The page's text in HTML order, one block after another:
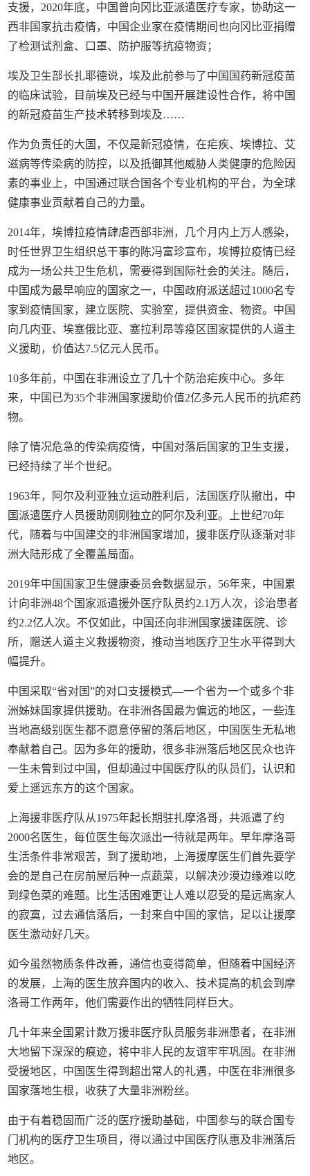
支援，2020年底，中国曾向冈比亚派遣医疗专家，协助这一
西非国家抗击疫情，中国企业家在疫情期间也向冈比亚捐赠
了检测试剂盒、口罩、防护服等抗疫物资；
埃及卫生部长扎耶德说，埃及此前参与了中国国药新冠疫苗
的临床试验，目前埃及已经与中国开展建设性合作，将中国
的新冠疫苗生产技术转移到埃及……
作为负责任的大国，不仅是新冠疫情，在疟疾、埃博拉、艾
滋病等传染病的防控，以及抵御其他威胁人类健康的危险因
素的事业上，中国通过联合国各个专业机构的平台，为全球
健康事业贡献着自己的力量。
2014年，埃博拉疫情肆虐西部非洲，几个月内上万人感染，
时任世界卫生组织总干事的陈冯富珍宣布，埃博拉疫情已经
成为一场公共卫生危机，需要得到国际社会的关注。随后，
中国成为最早响应的国家之一，中国政府派送超过1000名专
家到疫情国家，建立医院、实验室，提供资金、物资。中国
向几内亚、埃塞俄比亚、塞拉利昂等疫区国家提供的人道主
义援助，价值达7.5亿元人民币。
10多年前，中国在非洲设立了几十个防治疟疾中心。多年
来，中国已为35个非洲国家援助价值2亿多元人民币的抗疟药
物。
除了情况危急的传染病疫情，中国对落后国家的卫生支援，
已经持续了半个世纪。
1963年，阿尔及利亚独立运动胜利后，法国医疗队撤出，中
国派遣医疗人员援助刚刚独立的阿尔及利亚。上世纪70年
代，随着与中国建交的非洲国家增加，援非医疗队逐渐对非
洲大陆形成了全覆盖局面。
2019年中国国家卫生健康委员会数据显示，56年来，中国累
计向非洲48个国家派遣援外医疗队员约2.1万人次，诊治患者
约2.2亿人次。不仅如此，中国还向非洲国家援建医院、诊
所，赠送人道主义救援物资，推动当地医疗卫生水平得到大
幅提升。
中国采取“省对国”的对口支援模式—一个省为一个或多个非
洲姊妹国家提供援助。在非洲各国最为偏远的地区，一些连
当地高级别医生都不愿意停留的落后地区，中国医生无私地
奉献着自己。因为多年的援助，很多非洲落后地区民众也许
一生未曾到过中国，但却通过中国医疗队的队员们，认识和
爱上遥远东方的这个国家。
上海援非医疗队从1975年起长期驻扎摩洛哥，共派遣了约
2000名医生，每位医生每次派出一待就是两年。早年摩洛哥
生活条件非常艰苦，到了援助地，上海援摩医生们首先要学
会的是自己在房前屋后种一点蔬菜，以解决沙漠边缘难以吃
到绿色菜的难题。比生活困难更让人难以忍受的是远离家人
的寂寞，过去通信落后，一封来自中国的家信，足以让援摩
医生激动好几天。
如今虽然物质条件改善，通信也变得简单，但随着中国经济
的发展，上海的医生放弃国内的收入、技术提高的机会到摩
洛哥工作两年，他们需要作出的牺牲同样巨大。
几十年来全国累计数万援非医疗队员服务非洲患者，在非洲
大地留下深深的痕迹，将中非人民的友谊牢牢巩固。在非洲
受援地区，中国医生得到超出常人的礼遇，中医在非洲很多
国家落地生根，收获了大量非洲粉丝。
由于有着稳固而广泛的医疗援助基础，中国参与的联合国专
门机构的医疗卫生项目，得以通过中国医疗队惠及非洲落后
地区。